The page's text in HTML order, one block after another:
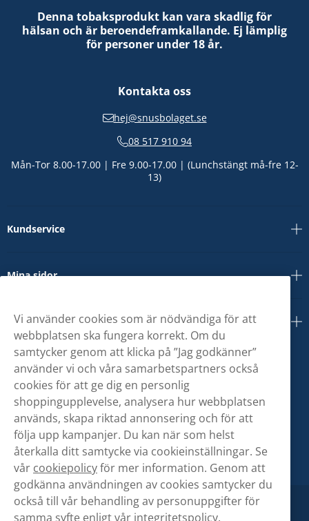
Denna tobaksprodukt kan vara skadlig för
hälsan och är beroendeframkallande. Ej lämplig
för personer under 18 år.
Kontakta oss
hej@snusbolaget.se
08 517 910 94
Mån-Tor 8.00-17.00 | Fre 9.00-17.00 | (Lunchstängt må-fre 12-
13)
Kundservice
Mina sidor
Om oss
Vi använder cookies som är nödvändiga för att
webbplatsen ska fungera korrekt. Om du
samtycker genom att klicka på ”Jag godkänner”
använder vi och våra samarbetspartners också
cookies för att ge dig en personlig
shoppingupplevelse, analysera hur webbplatsen
används, skapa riktad annonsering och för att
följa upp kampanjer. Du kan när som helst
återkalla ditt samtycke via cookieinställningar. Se
vår cookiepolicyför mer information. Genom att
godkänna användningen av cookies samtycker du
också till vår behandling av personuppgifter för
samma syfte enligt vår integritetspolicy.